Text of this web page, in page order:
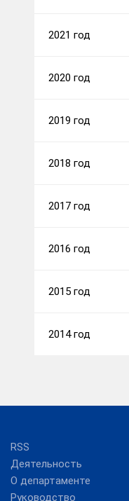
2021 год
2020 год
2019 год
2018 год
2017 год
2016 год
2015 год
2014 год
RSS
Деятельность
О департаменте
Руководство